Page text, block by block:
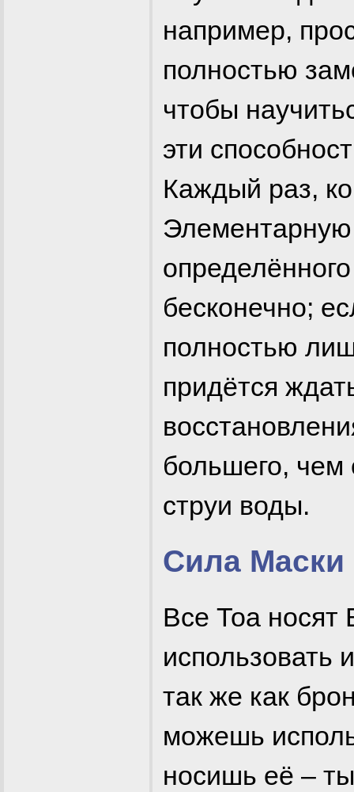
например,
полностью
чтобы
эти
Каждый раз,
Элементарную
бесконечно;
полностью
придётся
большего, чем
струи воды.
Сила Маски
Все Тоа носят
использовать
так же как
можешь
носишь её –